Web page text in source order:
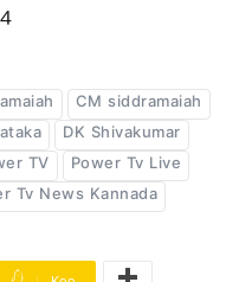
CM siddramaiah
DK Shivakumar
TV
Power Tv Live
Tv News Kannada